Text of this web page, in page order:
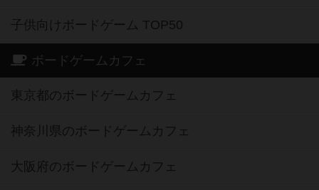
子供向けボードゲーム TOP50
ボードゲームカフェ
東京都のボードゲームカフェ
神奈川県のボードゲームカフェ
大阪府のボードゲームカフェ